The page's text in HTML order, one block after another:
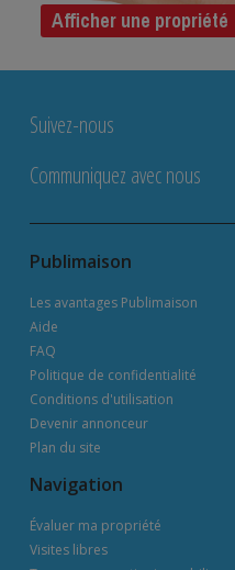
Afficher une propriété
Suivez-nous
Communiquez avec nous
Publimaison
Les avantages Publimaison
Aide
FAQ
Politique de confidentialité
Conditions d'utilisation
Devenir annonceur
Plan du site
Navigation
Évaluer ma propriété
Visites libres